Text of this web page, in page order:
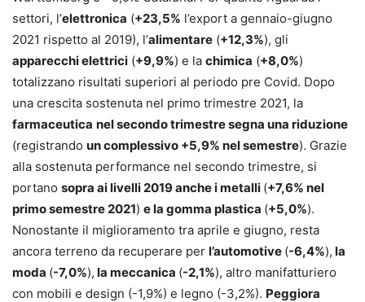
settori, l’elettronica (+23,5% l’export a gennaio-giugno
2021 rispetto al 2019), l’alimentare (+12,3%), gli
apparecchi elettrici (+9,9%) e la chimica (+8,0%)
totalizzano risultati superiori al periodo pre Covid. Dopo
una crescita sostenuta nel primo trimestre 2021, la
farmaceutica nel secondo trimestre segna una riduzione
(registrando un complessivo +5,9% nel semestre). Grazie
alla sostenuta performance nel secondo trimestre, si
portano sopra ai livelli 2019 anche i metalli (+7,6% nel
primo semestre 2021) e la gomma plastica (+5,0%).
Nonostante il miglioramento tra aprile e giugno, resta
ancora terreno da recuperare per l’automotive (-6,4%), la
moda (-7,0%), la meccanica (-2,1%), altro manifatturiero
con mobili e design (-1,9%) e legno (-3,2%). Peggiora